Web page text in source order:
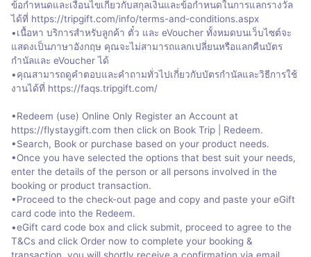
ข้อกำหนดและเงื่อนไขเกี่ยวกับสกุลเงินและข้อกำหนดในการแลกรางวัล
ได้ที่ https://tripgift.com/info/terms-and-conditions.aspx
•เนื้อหา บริการสำหรับลูกค้า ตั๋ว และ eVoucher ทั้งหมดบนเว็บไซต์จะ
แสดงเป็นภาษาอังกฤษ คุณจะไม่สามารถแลกเปลี่ยนหรือแลกคืนบัตร
กำนัลและ eVoucher ได้
•คุณสามารถดูคำตอบและคำถามทั่วไปเกี่ยวกับบัตรกำนัลและวิธีการใช้
งานได้ที่ https://faqs.tripgift.com/
•Redeem (use) Online Only Register an Account at
https://flystaygift.com then click on Book Trip | Redeem.
•Search, Book or purchase based on your product needs.
•Once you have selected the options that best suit your needs,
enter the details of the person or all persons involved in the
booking or product transaction.
•Proceed to the check-out page and copy and paste your eGift
card code into the Redeem.
•eGift card code box and click submit, proceed to agree to the
T&Cs and click Order now to complete your booking &
transaction, you will shortly receive a confirmation via email.